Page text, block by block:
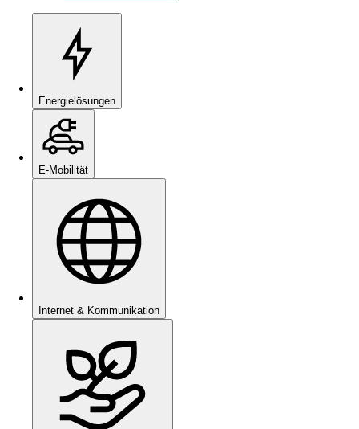
Energielösungen
E-Mobilität
Internet & Kommunikation